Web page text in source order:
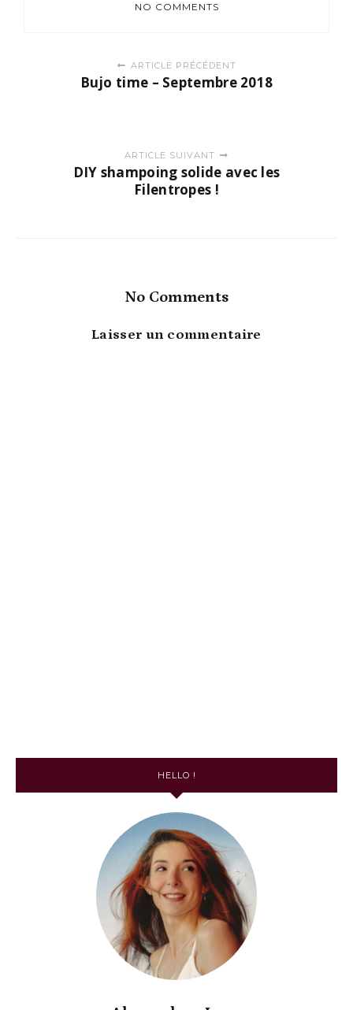
NO COMMENTS
navigationARTICLE PRÉCÉDENT
Bujo time – Septembre 2018
ARTICLE SUIVANT
DIY shampoing solide avec les
Filentropes !
No Comments
Laisser un commentaire
HELLO !